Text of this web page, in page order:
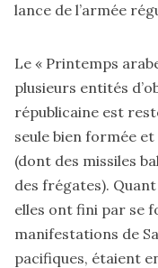
lance de l’armée
Le « Printemps
plusieurs entités
républicaine est
seule bien formée
(dont des missiles
des frégates).
elles ont fini par se
manifestations de
pacifiques, étaient